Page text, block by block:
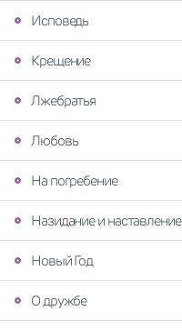
Исповедь
Крещение
Лжебратья
Любовь
На погребение
Назидание и наставление
Новый Год
О дружбе